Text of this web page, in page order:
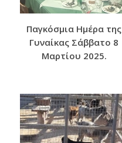
Παγκόσμια Ημέρα της
Γυναίκας Σάββατο 8
Μαρτίου 2025.